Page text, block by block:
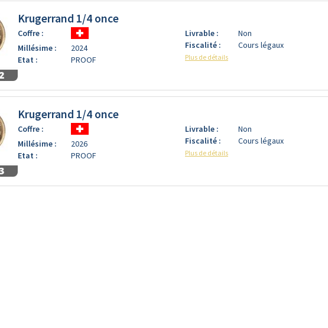
Krugerrand 1/4 once
Coffre :
Millésime :
2024
Etat :
PROOF
Livrable :
Non
Fiscalité :
Cours légaux
Plus de détails
Krugerrand 1/4 once
Coffre :
Millésime :
2026
Etat :
PROOF
Livrable :
Non
Fiscalité :
Cours légaux
Plus de détails